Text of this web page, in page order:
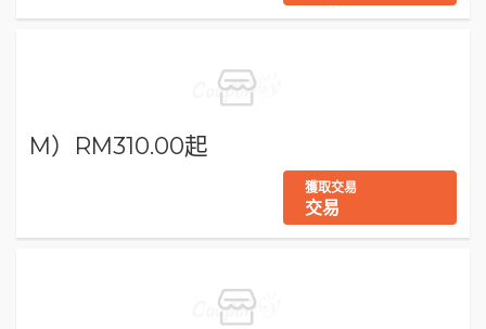
M）RM310.00起
獲取交易
交易